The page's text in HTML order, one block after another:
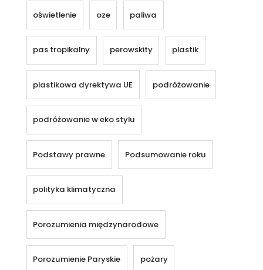
oświetlenie oze paliwa
pas tropikalny perowskity plastik
plastikowa dyrektywa UE podróżowanie
podróżowanie w eko stylu
Podstawy prawne Podsumowanie roku
polityka klimatyczna
Porozumienia międzynarodowe
Porozumienie Paryskie pożary